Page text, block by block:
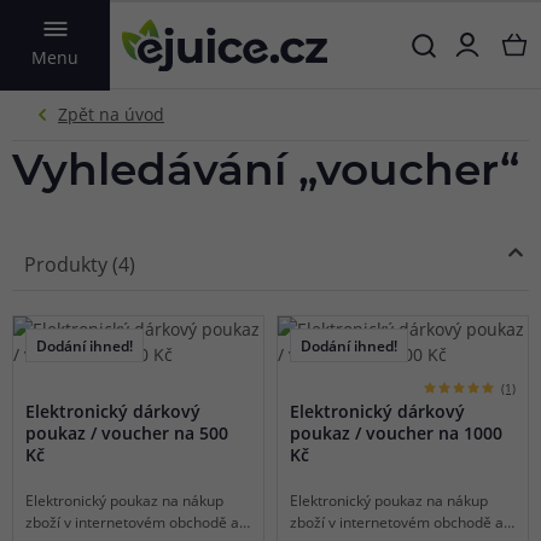
Menu
VYHLEDAT
Vyhledávání „voucher“
Produkty (4)
Dodání ihned!
Elektronický dárkový
poukaz / voucher na 500
Kč
Elektronický poukaz na nákup
zboží v internetovém obchodě a
Dodání ihned!
(1)
Elektronický dárkový
poukaz / voucher na 1000
Kč
Elektronický poukaz na nákup
zboží v internetovém obchodě a